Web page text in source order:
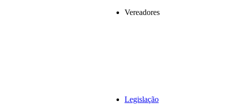
Vereadores
Legislação